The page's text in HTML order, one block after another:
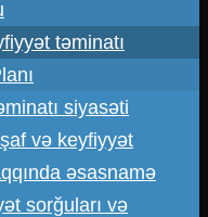
təminatı
siyasəti
və keyfiyyət
əsasnamə
sorğuları və